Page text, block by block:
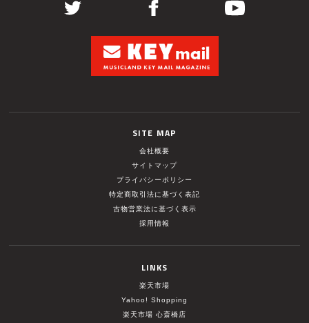
SITE MAP
会社概要
サイトマップ
プライバシーポリシー
特定商取引法に基づく表記
古物営業法に基づく表示
採用情報
LINKS
楽天市場
Yahoo! Shopping
楽天市場 心斎橋店